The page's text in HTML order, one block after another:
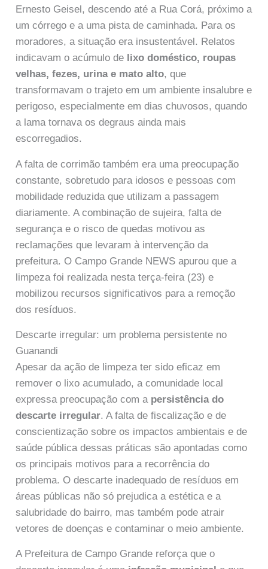
Ernesto Geisel, descendo até a Rua Corá, próximo a
um córrego e a uma pista de caminhada. Para os
moradores, a situação era insustentável. Relatos
indicavam o acúmulo de lixo doméstico, roupas
velhas, fezes, urina e mato alto, que
transformavam o trajeto em um ambiente insalubre e
perigoso, especialmente em dias chuvosos, quando
a lama tornava os degraus ainda mais
escorregadios.
A falta de corrimão também era uma preocupação
constante, sobretudo para idosos e pessoas com
mobilidade reduzida que utilizam a passagem
diariamente. A combinação de sujeira, falta de
segurança e o risco de quedas motivou as
reclamações que levaram à intervenção da
prefeitura. O Campo Grande NEWS apurou que a
limpeza foi realizada nesta terça-feira (23) e
mobilizou recursos significativos para a remoção
dos resíduos.
Descarte irregular: um problema persistente no
Guanandi
Apesar da ação de limpeza ter sido eficaz em
remover o lixo acumulado, a comunidade local
expressa preocupação com a persistência do
descarte irregular. A falta de fiscalização e de
conscientização sobre os impactos ambientais e de
saúde pública dessas práticas são apontadas como
os principais motivos para a recorrência do
problema. O descarte inadequado de resíduos em
áreas públicas não só prejudica a estética e a
salubridade do bairro, mas também pode atrair
vetores de doenças e contaminar o meio ambiente.
A Prefeitura de Campo Grande reforça que o